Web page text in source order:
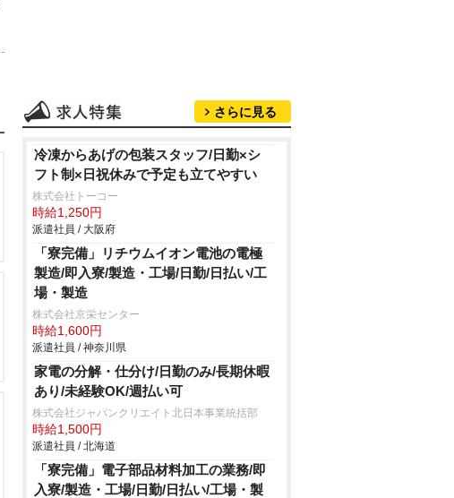
さらに見る
冷凍からあげの包装スタッフ/日勤×シ
フト制×日祝休みで予定も立てやすい
株式会社トーコー
時給1,250円
派遣社員 / 大阪府
「寮完備」リチウムイオン電池の電極
製造/即入寮/製造・工場/日勤/日払い/工
場・製造
株式会社京栄センター
時給1,600円
派遣社員 / 神奈川県
家電の分解・仕分け/日勤のみ/長期休暇
あり/未経験OK/週払い可
株式会社ジャパンクリエイト北日本事業統括部
時給1,500円
派遣社員 / 北海道
「寮完備」電子部品材料加工の業務/即
入寮/製造・工場/日勤/日払い/工場・製